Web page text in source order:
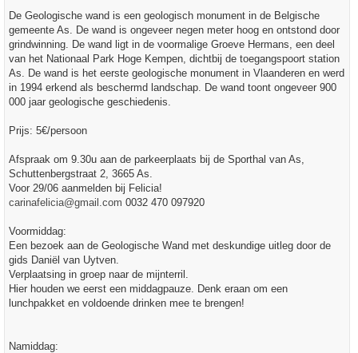
De Geologische wand is een geologisch monument in de Belgische
gemeente As. De wand is ongeveer negen meter hoog en ontstond door
grindwinning. De wand ligt in de voormalige Groeve Hermans, een deel
van het Nationaal Park Hoge Kempen, dichtbij de toegangspoort station
As. De wand is het eerste geologische monument in Vlaanderen en werd
in 1994 erkend als beschermd landschap. De wand toont ongeveer 900
000 jaar geologische geschiedenis.
Prijs: 5€/persoon
Afspraak om 9.30u aan de parkeerplaats bij de Sporthal van As,
Schuttenbergstraat 2, 3665 As.
Voor 29/06 aanmelden bij Felicia!
carinafelicia@gmail.com 0032 470 097920
Voormiddag:
Een bezoek aan de Geologische Wand met deskundige uitleg door de
gids Daniël van Uytven.
Verplaatsing in groep naar de mijnterril.
Hier houden we eerst een middagpauze. Denk eraan om een
lunchpakket en voldoende drinken mee te brengen!
Namiddag: